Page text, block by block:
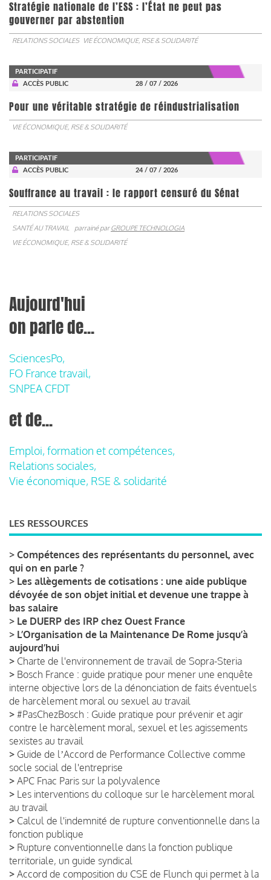
Stratégie nationale de l’ESS : l’État ne peut pas
gouverner par abstention
RELATIONS SOCIALES VIE ÉCONOMIQUE, RSE & SOLIDARITÉ
PARTICIPATIF
ACCÈS PUBLIC
28 / 07 / 2026
Pour une véritable stratégie de réindustrialisation
VIE ÉCONOMIQUE, RSE & SOLIDARITÉ
PARTICIPATIF
ACCÈS PUBLIC
24 / 07 / 2026
Souffrance au travail : le rapport censuré du Sénat
RELATIONS SOCIALES
SANTÉ AU TRAVAIL
parrainé parGROUPE TECHNOLOGIA
VIE ÉCONOMIQUE, RSE & SOLIDARITÉ
Aujourd'hui
on parle de...
SciencesPo,
FO France travail,
SNPEA CFDT
et de...
Emploi, formation et compétences,
Relations sociales,
Vie économique, RSE & solidarité
LES RESSOURCES
> Compétences des représentants du personnel, avec
qui on en parle ?
> Les allègements de cotisations : une aide publique
dévoyée de son objet initial et devenue une trappe à
bas salaire
> Le DUERP des IRP chez Ouest France
> L’Organisation de la Maintenance De Rome jusqu’à
aujourd’hui
> Charte de l'environnement de travail de Sopra-Steria
> Bosch France : guide pratique pour mener une enquête
interne objective lors de la dénonciation de faits éventuels
de harcèlement moral ou sexuel au travail
> #PasChezBosch : Guide pratique pour prévenir et agir
contre le harcèlement moral, sexuel et les agissements
sexistes au travail
> Guide de lʼAccord de Performance Collective comme
socle social de l'entreprise
> APC Fnac Paris sur la polyvalence
> Les interventions du colloque sur le harcèlement moral
au travail
> Calcul de l'indemnité de rupture conventionnelle dans la
fonction publique
> Rupture conventionnelle dans la fonction publique
territoriale, un guide syndical
> Accord de composition du CSE de Flunch qui permet à la